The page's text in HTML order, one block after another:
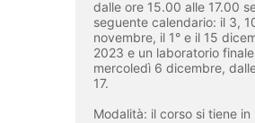
dalle ore 15.00 alle 17.00
seguente calendario: il 3,
novembre, il 1° e il 15
2023 e un laboratorio finale
mercoledì 6 dicembre,
17.
Modalità: il corso si tiene in